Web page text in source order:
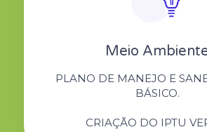
Meio
PLANO DE MANEJO E
BÁSICO.
CRIAÇÃO DO IPTU